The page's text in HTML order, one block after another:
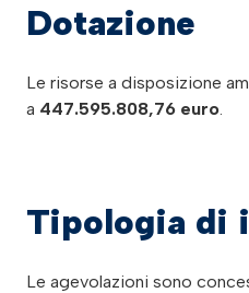
Dotazione
Le risorse a disposizione
a 447.595.808,76 euro
Tipologia di
Le agevolazioni sono